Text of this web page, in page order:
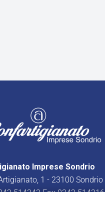
Imprese Sondrio
1 - 23100 Sondrio
Fax 0342.514316